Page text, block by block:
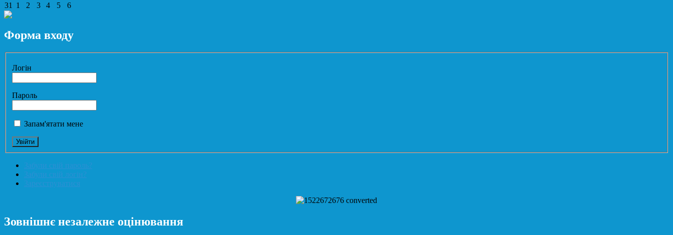
31
1 2 3 4 5 6
Форма входу
Логін
Пароль
Запам'ятати мене
Забули свій пароль?
Забули свій логін?
Зареєструватися
Зовнішнє незалежне оцінювання